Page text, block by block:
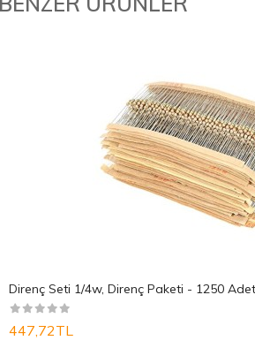
Direnç Seti 1/4w, Direnç Paketi - 1250 Adet
447,72TL